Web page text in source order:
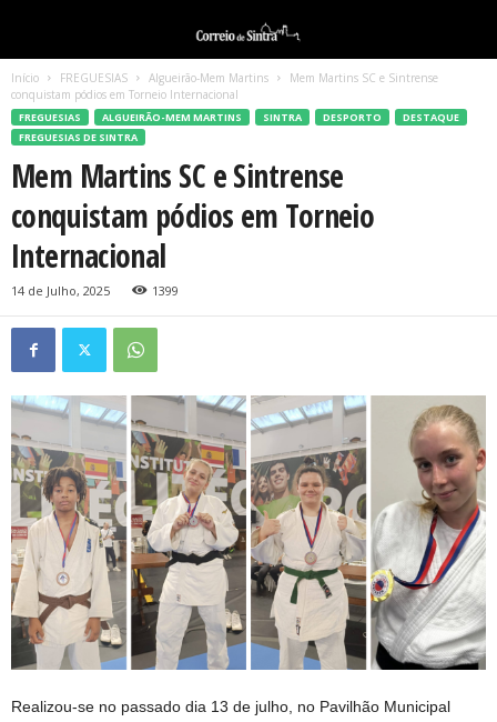
Início FREGUESIAS Algueirão-Mem Martins
Mem Martins SC e Sintrense
conquistam pódios em Torneio Internacional
FREGUESIAS ALGUEIRÃO-MEM MARTINS SINTRA DESPORTO
DESTAQUE
FREGUESIAS DE SINTRA
Mem Martins SC e Sintrense
conquistam pódios em Torneio
Internacional
14 de Julho, 2025 1399
Realizou-se no passado dia 13 de julho, no Pavilhão Municipal